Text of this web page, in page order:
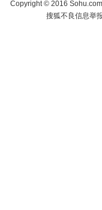
Copyright©2016
搜狐不良信息举